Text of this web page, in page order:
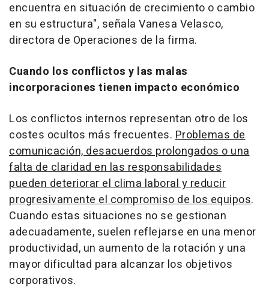
encuentra en situación de crecimiento o cambio
en su estructura", señala Vanesa Velasco,
directora de Operaciones de la firma.
Cuando los conflictos y las malas
incorporaciones tienen impacto económico
Los conflictos internos representan otro de los
costes ocultos más frecuentes.Problemas de
comunicación, desacuerdos prolongados o una
falta de claridad en las responsabilidades
pueden deteriorar el clima laboral y reducir
progresivamente el compromiso de los equipos.
Cuando estas situaciones no se gestionan
adecuadamente, suelen reflejarse en una menor
productividad, un aumento de la rotación y una
mayor dificultad para alcanzar los objetivos
corporativos.